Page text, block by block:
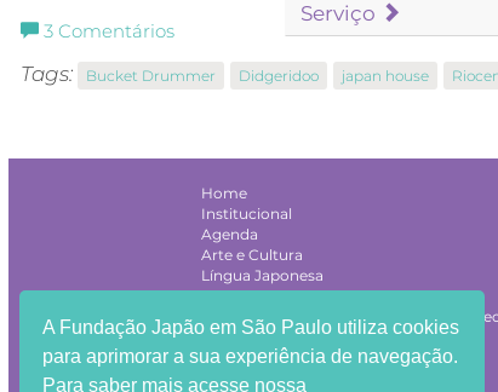
3 Comentários
Serviço
Tags: Bucket Drummer Didgeridoo japan house
Home
Institucional
Agenda
Arte e Cultura
Língua Japonesa
Curso de Japonês
Estudos Japoneses e Intercâmbio
Artigos
Licitação
A Fundação Japão em São Paulo utiliza cookies
para aprimorar a sua experiência de navegação.
Para saber mais acesse nossa